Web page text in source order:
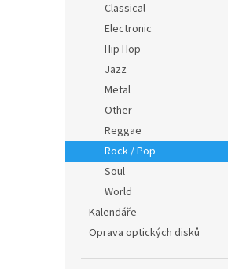
Classical
Electronic
Hip Hop
Jazz
Metal
Other
Reggae
Rock / Pop
Soul
World
Kalendáře
Oprava optických disků